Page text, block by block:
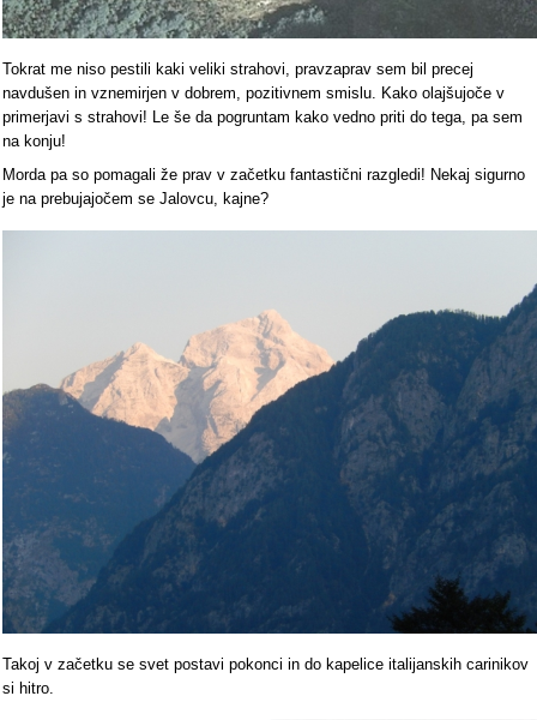
Tokrat me niso pestili kaki veliki strahovi, pravzaprav sem bil precej
navdušen in vznemirjen v dobrem, pozitivnem smislu. Kako olajšujoče v
primerjavi s strahovi! Le še da pogruntam kako vedno priti do tega, pa sem
na konju!
Morda pa so pomagali že prav v začetku fantastični razgledi! Nekaj sigurno
je na prebujajočem se Jalovcu, kajne?
Takoj v začetku se svet postavi pokonci in do kapelice italijanskih carinikov
si hitro.